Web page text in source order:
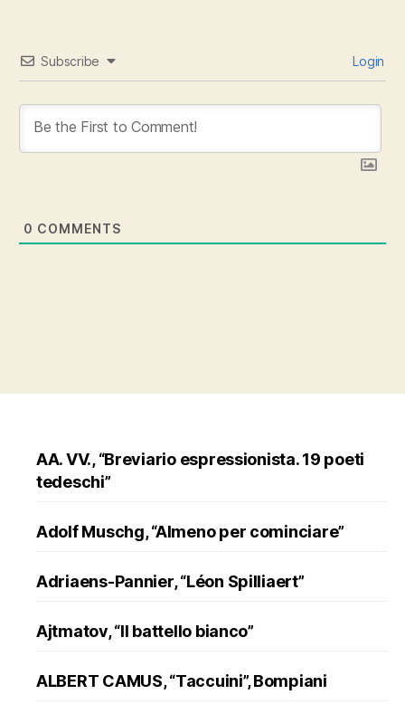
Subscribe Login
0 COMMENTS
AA. VV., “Breviario espressionista. 19 poeti
tedeschi”
Adolf Muschg, “Almeno per cominciare”
Adriaens-Pannier, “Léon Spilliaert”
Ajtmatov, “Il battello bianco”
ALBERT CAMUS, “Taccuini”, Bompiani